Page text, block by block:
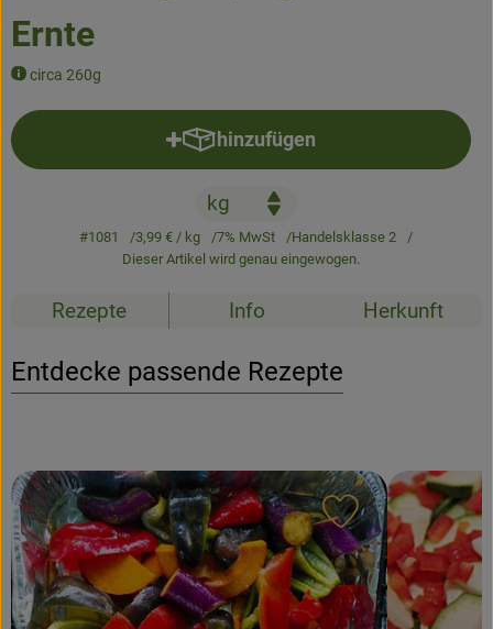
Über uns
Ernte
circa 260g
hinzufügen
Produkt zum Warenkorb
#1081 3,99 €/ kg 7% MwSt
Handelsklasse 2
Dieser Artikel wird genau eingewogen.
Rezepte Info Herkunft
Entdecke passende Rezepte
Rezept zu